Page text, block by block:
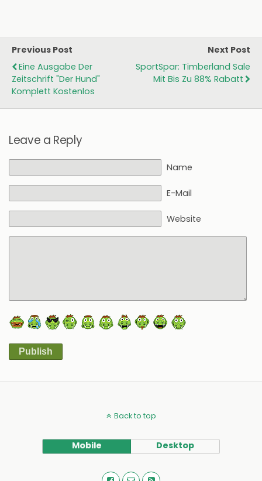
Previous Post
Eine Ausgabe Der
Zeitschrift "Der Hund"
Komplett Kostenlos
Next Post
SportSpar: Timberland Sale
Mit Bis Zu 88% Rabatt
Leave a Reply
Name
E-Mail
Website
Publish
Back to top
Mobile Desktop